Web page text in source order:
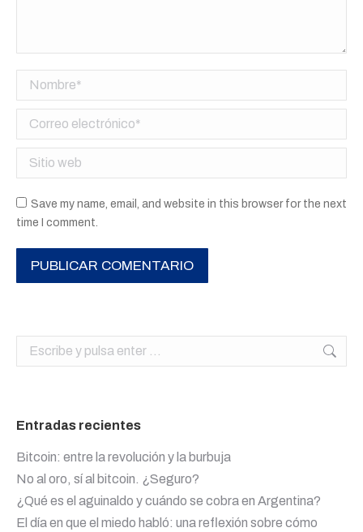
Nombre *
Correo electrónico *
Sitio web
Save my name, email, and website in this browser for the next
time I comment.
PUBLICAR COMENTARIO
Buscar:
Entradas recientes
Bitcoin: entre la revolución y la burbuja
No al oro, sí al bitcoin. ¿Seguro?
¿Qué es el aguinaldo y cuándo se cobra en Argentina?
El día en que el miedo habló: una reflexión sobre cómo